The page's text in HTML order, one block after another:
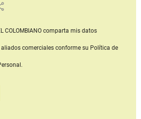
COLOMBIANOcomparta mis datos
comerciales conforme su Política de